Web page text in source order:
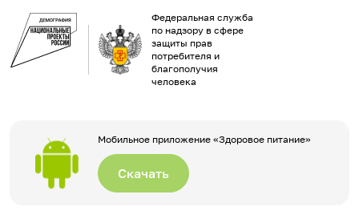
Федеральная служба
по надзору в сфере
защиты прав
потребителя и
благополучия
человека
Мобильное приложение «Здоровое питание»
Скачать